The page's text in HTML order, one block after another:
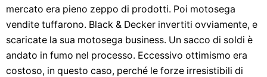
mercato era pieno zeppo di prodotti. Poi motosega
vendite tuffarono. Black & Decker invertiti ovviamente, e
scaricate la sua motosega business. Un sacco di soldi è
andato in fumo nel processo. Eccessivo ottimismo era
costoso, in questo caso, perché le forze irresistibili di